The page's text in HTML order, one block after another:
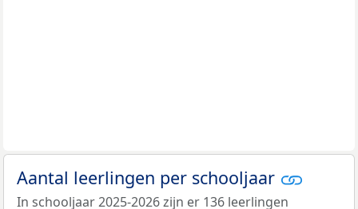
Aantal leerlingen per schooljaar
In schooljaar 2025-2026 zijn er 136 leerlingen